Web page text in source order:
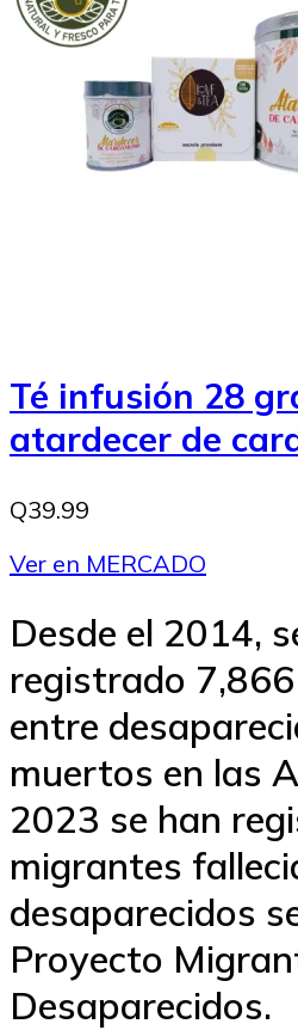
Té infusión 28
atardecer de
Q39.99
Ver en MERCADO
Desde el 2014,
registrado
entre
muertos en las
2023 se han
migrantes
desaparecidos
Proyecto
Desaparecidos.